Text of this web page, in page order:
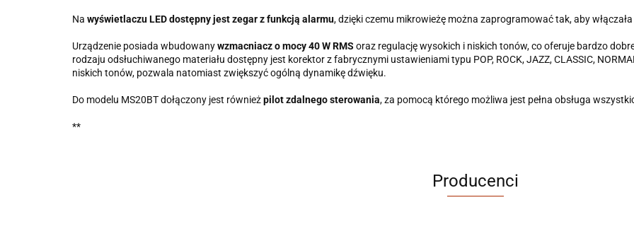
Na wyświetlaczu LED dostępny jest zegar z funkcją alarmu, dzięki czemu mikrowieżę można zaprogramować tak, aby
Urządzenie posiada wbudowanywzmacniacz o mocy 40 W RMS oraz regulację wysokich i niskich tonów, co oferuje bardzo
rodzaju odsłuchiwanego materiału dostępny jest korektor z fabrycznymi ustawieniami typu POP, ROCK, JAZZ, CLASSIC,
niskich tonów, pozwala natomiast zwiększyć ogólną dynamikę dźwięku.
Do modelu MS20BT dołączony jest równieżpilot zdalnego sterowania, za pomocą którego możliwa jest pełna obsługa
**
Producenci